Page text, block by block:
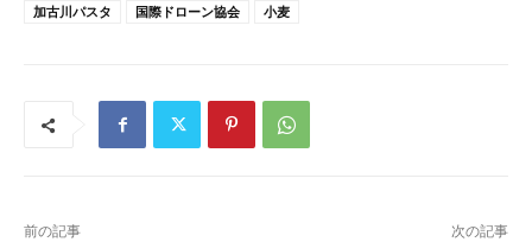
加古川パスタ
国際ドローン協会 小麦
前の記事 次の記事